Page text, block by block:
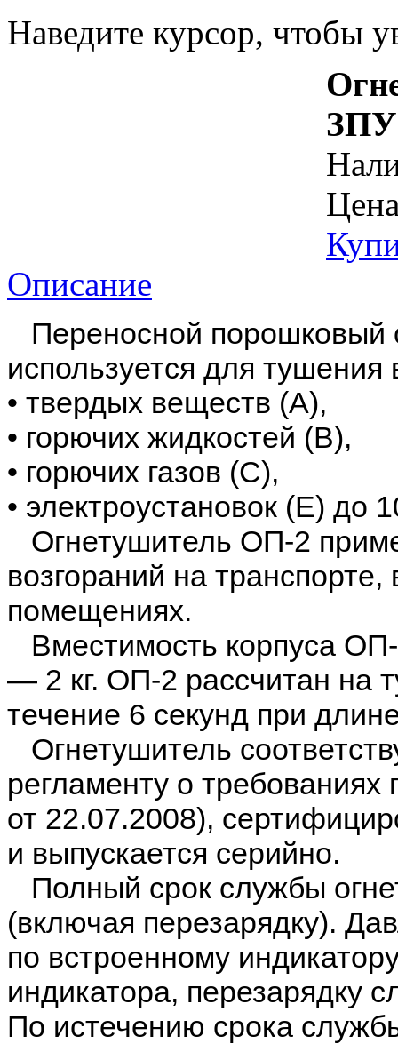
Наведите курсор, чтобы
ЗПУ
Описание
Переносной порошковый
используется для тушения
• твердых веществ (А),
• горючих жидкостей (В),
• горючих газов (C),
• электроустановок (Е) до
Огнетушитель ОП-2
возгораний на
помещениях.
Вместимость корпуса
— 2 кг. ОП-2 рассчитан на
течение 6 секунд при
Огнетушитель
регламенту о
от 22.07.2008),
и выпускается серийно.
Полный срок службы
(включая перезарядку).
по встроенному
индикатора, перезарядку
По истечению срока